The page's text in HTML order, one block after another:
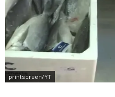
printscreen/YT